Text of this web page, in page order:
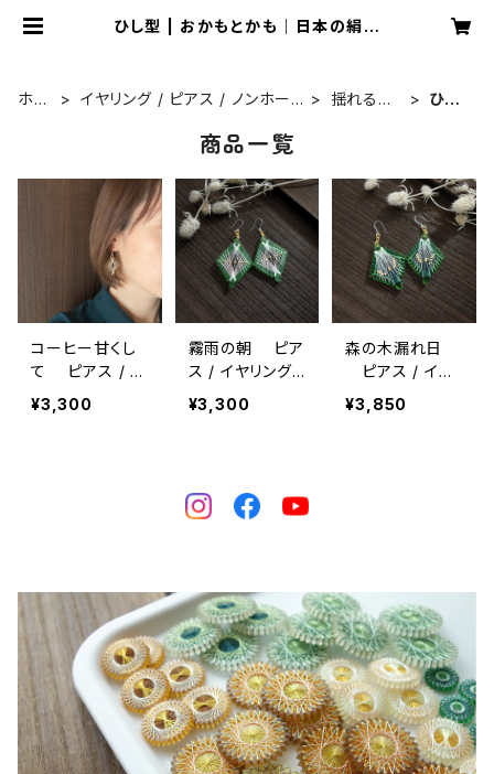
ひし型 | おかもとかも｜日本の絹糸
ホー
イヤリング / ピアス / ノンホー
揺れるタ
ひし
商品一覧
コーヒー甘くし
て ピアス / イ
ヤリング / ノン
ホールピアス
¥3,300
霧雨の朝 ピア
ス / イヤリング /
ノンホールピア
¥3,300
森の木漏れ日
ピアス / イヤ
リング / ノンホ
ールピアス
¥3,850